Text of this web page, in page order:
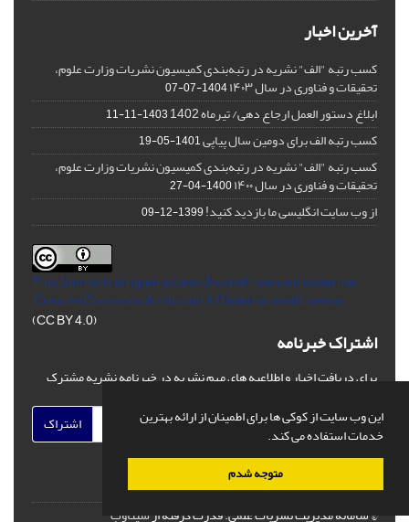
این وب سایت از کوکی ها برای اطمینان از ارائه بهترین
خدمات استفاده می کند.
متوجه شدم
آخرین اخبار
کسب رتبه "الف" نشریه در رتبه‌بندی کمیسیون نشریات وزارت علوم،
تحقیقات و فناوری در سال ۱۴۰۳ 1404-07-07
ابلاغ دستور العمل ارجاع دهی/ تیرماه 1402 1403-11-11
کسب رتبه الف برای دومین سال پیاپی1401-05-19
کسب رتبه "الف" نشریه در رتبه‌بندی کمیسیون نشریات وزارت علوم،
تحقیقات و فناوری در سال ۱۴۰۰ 1400-04-27
از وب سایت انگلیسی ما بازدید کنید!1399-12-09
This Journal is an open access Journal Licensedunder the
Creative Commons Attribution 4.0 International License
(CC BY 4.0)
اشتراک خبرنامه
برای دریافت اخبار و اطلاعیه های مهم نشریه در خبرنامه نشریه مشترک
اشتراک
© سامانه مدیریت نشریات علمی.قدرت گرفته ازسیناوب